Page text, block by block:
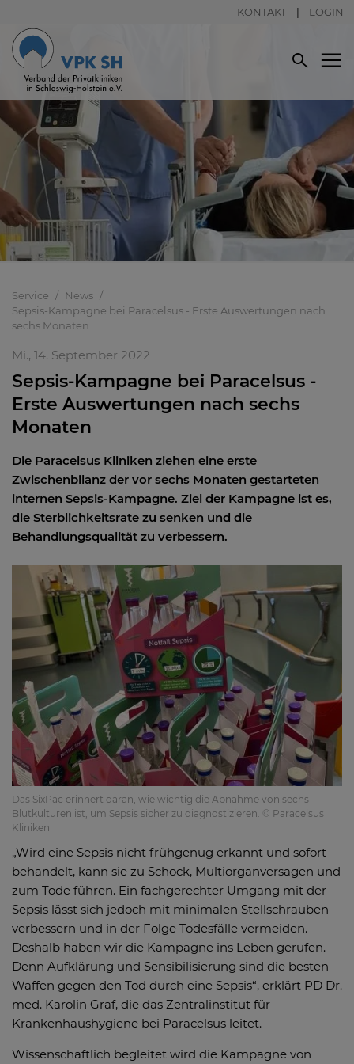
KONTAKT LOGIN
Service
News
Sepsis-Kampagne bei Paracelsus - Erste Auswertungen nach
sechs Monaten
Mi., 14. September 2022
Sepsis-Kampagne bei Paracelsus -
Erste Auswertungen nach sechs
Monaten
Die Paracelsus Kliniken ziehen eine erste
Zwischenbilanz der vor sechs Monaten gestarteten
internen Sepsis-Kampagne. Ziel der Kampagne ist es,
die Sterblichkeitsrate zu senken und die
Behandlungsqualität zu verbessern.
Das SixPac erinnert daran, wie wichtig die Abnahme von sechs
Blutkulturen ist, um Sepsis sicher zu diagnostizieren. © Paracelsus
Kliniken
„Wird eine Sepsis nicht frühgenug erkannt und sofort
behandelt, kann sie zu Schock, Multiorganversagen und
zum Tode führen. Ein fachgerechter Umgang mit der
Sepsis lässt sich jedoch mit minimalen Stellschrauben
verbessern und in der Folge Todesfälle vermeiden.
Deshalb haben wir die Kampagne ins Leben gerufen.
Denn Aufklärung und Sensibilisierung sind die besten
Waffen gegen den Tod durch eine Sepsis“, erklärt PD Dr.
med. Karolin Graf, die das Zentralinstitut für
Krankenhaushygiene bei Paracelsus leitet.
Wissenschaftlich begleitet wird die Kampagne von